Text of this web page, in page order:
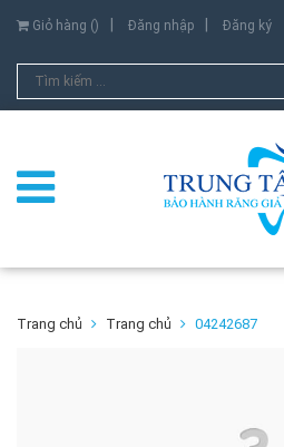
Giỏ hàng () Đăng nhập Đăng ký
Trang chủ Trang chủ 04242687